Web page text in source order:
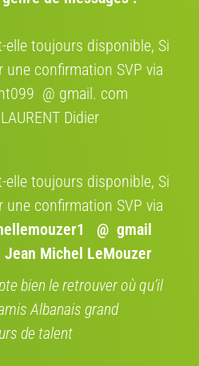
vélo occasion
EN QUELQUES
CYCLE DANS TOUTE
de 12 % avec le code
toujours disponible, Si
confirmation SVP via
@ gmail. com
Didier
toujours disponible, Si
confirmation SVP via
@ gmail
Michel LeMouzer
bien le retrouver où qu’il
Albanais grand
de talent